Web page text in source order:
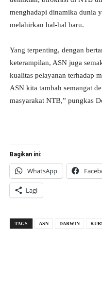
menghadapi dinamika dunia
melahirkan hal-hal baru.
Yang terpenting, dengan
keterampilan, ASN juga
kualitas pelayanan terhadap
ASN kita tambah semangat
masyarakat NTB,” pungkas
Bagikan ini:
WhatsApp
Lagi
TAGS ASN DARWIN